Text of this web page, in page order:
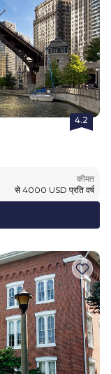
4.2
कीमत
से 4000 USD प्रति वर्ष